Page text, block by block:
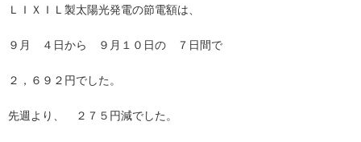
ＬＩＸＩＬ製太陽光発電の節電額は、
９月 ４日から ９月１０日の ７日間で
２，６９２円でした。
先週より、 ２７５円減でした。